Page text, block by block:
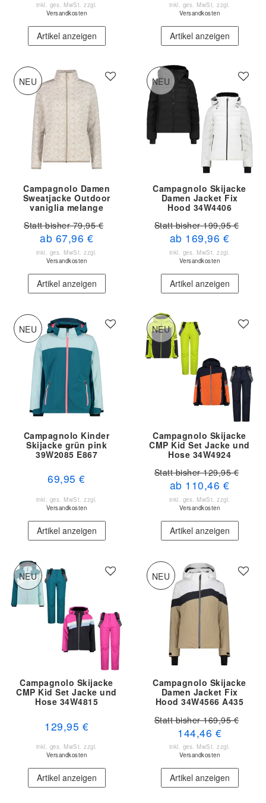
inkl. ges. MwSt. zzgl.
Versandkosten
Artikel anzeigen
inkl. ges. MwSt. zzgl.
Versandkosten
Artikel anzeigen
NEU
Campagnolo Damen
Sweatjacke Outdoor
vaniglia melange
Statt bisher 79,95 €
ab 67,96 €
inkl. ges. MwSt. zzgl.
Versandkosten
Artikel anzeigen
NEU
Campagnolo Skijacke
Damen Jacket Fix
Hood 34W4406
Statt bisher 199,95 €
ab 169,96 €
inkl. ges. MwSt. zzgl.
Versandkosten
Artikel anzeigen
NEU
Campagnolo Kinder
Skijacke grün pink
39W2085 E867
69,95 €
inkl. ges. MwSt. zzgl.
Versandkosten
Artikel anzeigen
NEU
Campagnolo Skijacke
CMP Kid Set Jacke und
Hose 34W4924
Statt bisher 129,95 €
ab 110,46 €
inkl. ges. MwSt. zzgl.
Versandkosten
Artikel anzeigen
NEU
Campagnolo Skijacke
CMP Kid Set Jacke und
Hose 34W4815
129,95 €
inkl. ges. MwSt. zzgl.
Versandkosten
Artikel anzeigen
NEU
Campagnolo Skijacke
Damen Jacket Fix
Hood 34W4566 A435
Statt bisher 169,95 €
144,46 €
inkl. ges. MwSt. zzgl.
Versandkosten
Artikel anzeigen